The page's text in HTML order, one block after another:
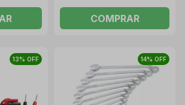
COMPRAR
13% OFF 14% OFF